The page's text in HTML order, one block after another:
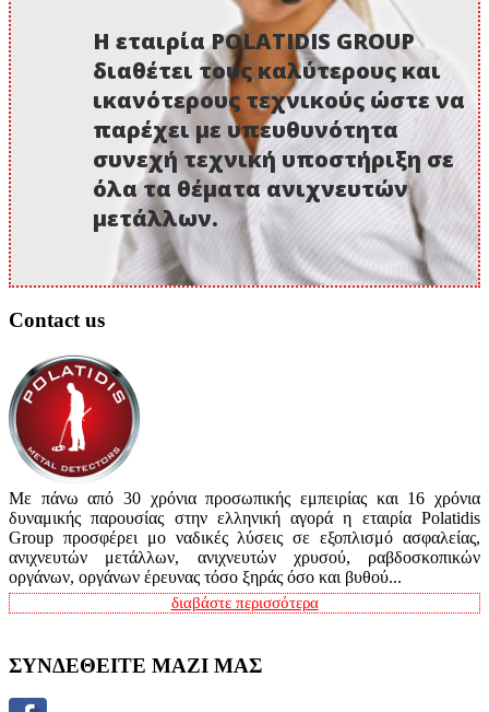
Η εταιρία POLATIDIS GROUP
διαθέτει τους καλύτερους και
ικανότερους τεχνικούς ώστε να
παρέχει με υπευθυνότητα
συνεχή τεχνική υποστήριξη σε
όλα τα θέματα ανιχνευτών
μετάλλων.
Contact us
Με πάνω από 30 χρόνια προσωπικής εμπειρίας και 16 χρόνια
δυναμικής παρουσίας στην ελληνική αγορά η εταιρία Polatidis
Group προσφέρει μο ναδικές λύσεις σε εξοπλισμό ασφαλείας,
ανιχνευτών μετάλλων, ανιχνευτών χρυσού, ραβδοσκοπικών
οργάνων, οργάνων έρευνας τόσο ξηράς όσο και βυθού...
διαβάστε περισσότερα
ΣΥΝΔΕΘΕΙΤΕ ΜΑΖΙ ΜΑΣ